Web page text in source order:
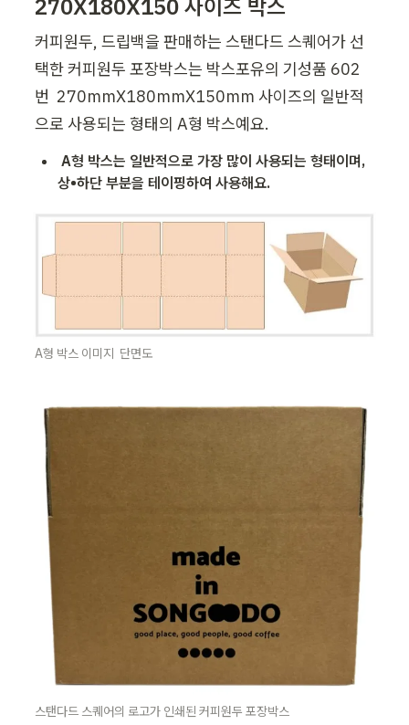
270X180X150 사이즈 박스
커피원두, 드립백을 판매하는 스탠다드 스퀘어가 선
택한 커피원두 포장박스는 박스포유의 기성품 602
번  270mmX180mmX150mm 사이즈의 일반적
으로 사용되는 형태의 A형 박스예요.
A형 박스는 일반적으로 가장 많이 사용되는 형태이며,
상•하단 부분을 테이핑하여 사용해요.
A형 박스 이미지  단면도
스탠다드 스퀘어의 로고가 인쇄된 커피원두 포장박스